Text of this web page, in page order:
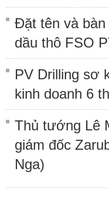
Đặt tên và
dầu thô FSO
PV Drilling sơ
kinh doanh 6
Thủ tướng Lê
giám đốc
Nga)